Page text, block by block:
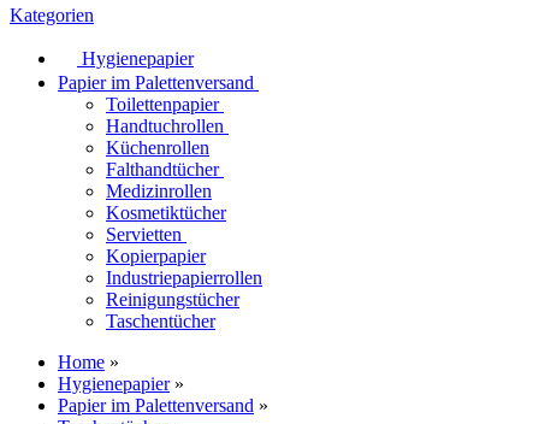
Kategorien
Hygienepapier
Papier im Palettenversand
Toilettenpapier
Handtuchrollen
Küchenrollen
Falthandtücher
Medizinrollen
Kosmetiktücher
Servietten
Kopierpapier
Industriepapierrollen
Reinigungstücher
Taschentücher
Home »
Hygienepapier »
Papier im Palettenversand »